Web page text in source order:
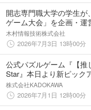
開志専門職大学の学生
ゲーム大会」を企画・運
ームの認知拡大に挑戦し
木村情報技術株式会社
2026年7月3日 13時00分
公式パズルゲーム『【推
Star』本日より新ピック
ードロップス]第2弾を開
ャラには有馬かなとアイ
株式会社KADOKAWA
2026年7月1日 12時00分